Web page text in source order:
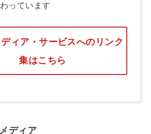
っています
ィア・サービスへのリンク
集はこちら
ディア